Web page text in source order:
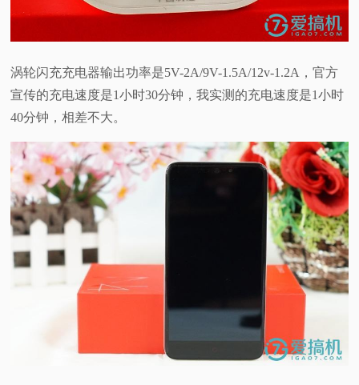
涡轮闪充充电器输出功率是5V-2A/9V-1.5A/12v-1.2A，官方
宣传的充电速度是1小时30分钟，我实测的充电速度是1小时
40分钟，相差不大。